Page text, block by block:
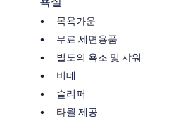
목욕가운
무료 세면용품
별도의 욕조 및 샤워
비데
슬리퍼
타월 제공